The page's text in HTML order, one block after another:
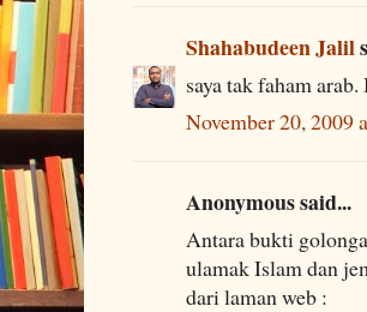
Shahabudeen Jalil
saya tak faham
November 20, 2009
Anonymous said...
Antara bukti
ulamak Islam dan
dari laman web :